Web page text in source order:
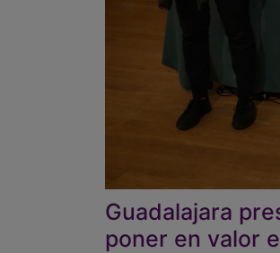
Guadalajara
poner en valor